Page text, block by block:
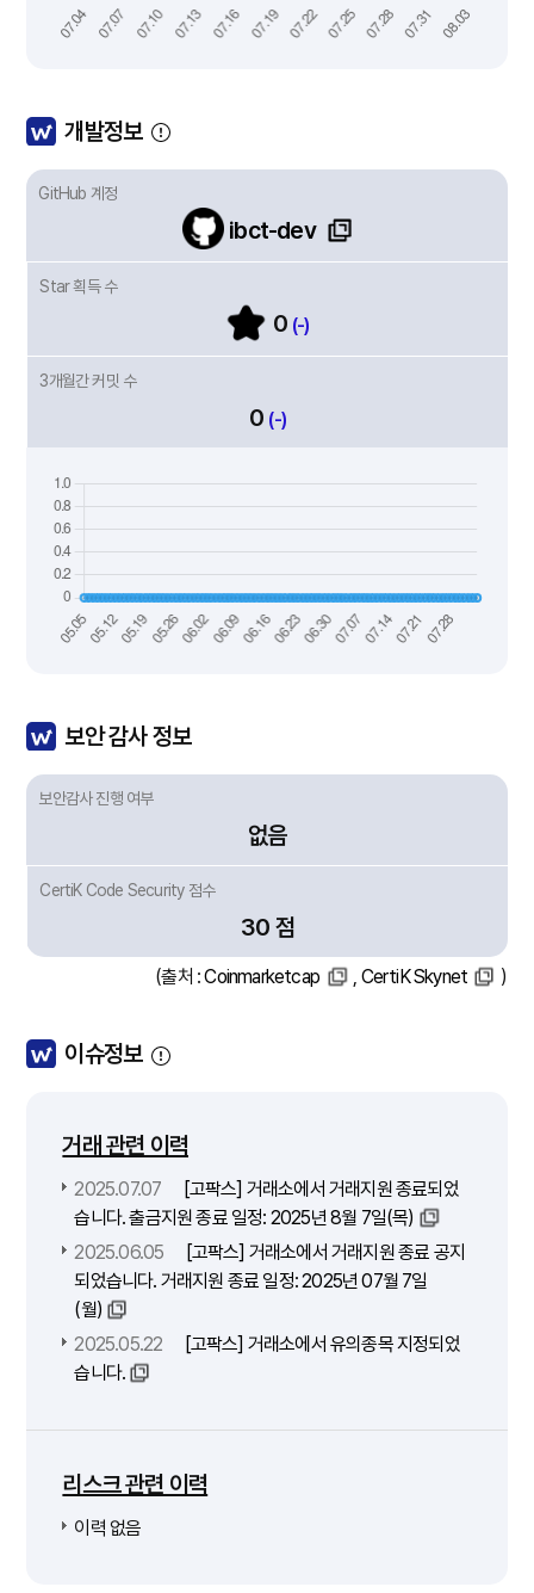
개발정보
GitHub 계정
ibct-dev
Star 획득 수
0 (-)
3개월간 커밋 수
0 (-)
보안 감사 정보
보안감사 진행 여부
없음
CertiK Code Security 점수
30 점
(출처 :Coinmarketcap , CertiK Skynet )
이슈정보
거래 관련 이력
2025.07.07
[고팍스] 거래소에서 거래지원 종료되었
습니다. 출금지원 종료 일정: 2025년 8월 7일(목)
2025.06.05
[고팍스] 거래소에서 거래지원 종료 공지
되었습니다. 거래지원 종료 일정: 2025년 07월 7일
(월)
2025.05.22
[고팍스] 거래소에서 유의종목 지정되었
습니다.
리스크 관련 이력
이력 없음